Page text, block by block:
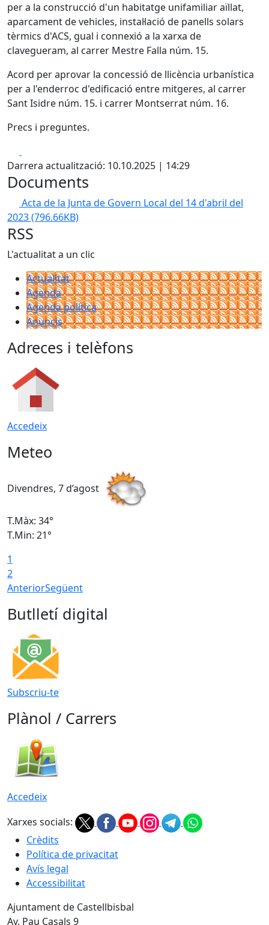
per a la construcció d'un habitatge unifamiliar aïllat,
aparcament de vehicles, instal·lació de panells solars
tèrmics d'ACS, gual i connexió a la xarxa de
clavegueram, al carrer Mestre Falla núm. 15.
Acord per aprovar la concessió de llicència urbanística
per a l'enderroc d'edificació entre mitgeres, al carrer
Sant Isidre núm. 15. i carrer Montserrat núm. 16.
Precs i preguntes.
Darrera actualització: 10.10.2025 | 14:29
Documents
Acta de la Junta de Govern Local del 14 d'abril del
2023(796.66KB)
RSS
L'actualitat a un clic
Actualitat
Agenda
Agenda política
Anuncis
Adreces i telèfons
Accedeix
Meteo
Divendres, 7 d’agost
T.Màx: 34°
T.Min: 21°
1
2
AnteriorSegüent
Butlletí digital
Subscriu-te
Plànol / Carrers
Accedeix
Xarxes socials:
Crèdits
Política de privacitat
Avís legal
Accessibilitat
Ajuntament de Castellbisbal
Av. Pau Casals 9